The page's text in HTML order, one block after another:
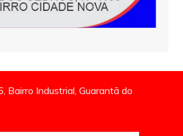
Bairro Industrial, Guarantã do